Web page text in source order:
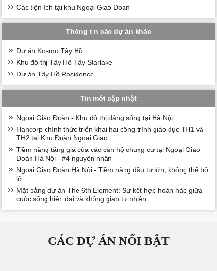
Các tiện ích tại khu Ngoại Giao Đoàn
Thông tin các dự án khác
Dự án Kosmo Tây Hồ
Khu đô thị Tây Hồ Tây Starlake
Dự án Tây Hồ Residence
Tin mới cập nhật
Ngoại Giao Đoàn - Khu đô thị đáng sống tại Hà Nội
Hancorp chính thức triển khai hai công trình giáo dục TH1 và
TH2 tại Khu Đoàn Ngoại Giao
Tiềm năng tăng giá của các căn hộ chung cư tại Ngoại Giao
Đoàn Hà Nội - #4 nguyên nhân
Ngoại Giao Đoàn Hà Nội - Tiềm năng đầu tư lớn, không thể bỏ
lỡ
Mặt bằng dự án The 6th Element: Sự kết hợp hoàn hảo giữa
cuộc sống hiện đại và không gian tự nhiên
CÁC DỰ ÁN NỔI BẬT